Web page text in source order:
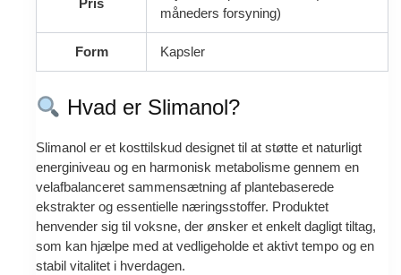
måneders forsyning)
Form Kapsler
Hvad er Slimanol?
Slimanol er et kosttilskud designet til at støtte et naturligt
energiniveau og en harmonisk metabolisme gennem en
velafbalanceret sammensætning af plantebaserede
ekstrakter og essentielle næringsstoffer. Produktet
henvender sig til voksne, der ønsker et enkelt dagligt tiltag,
som kan hjælpe med at vedligeholde et aktivt tempo og en
stabil vitalitet i hverdagen.